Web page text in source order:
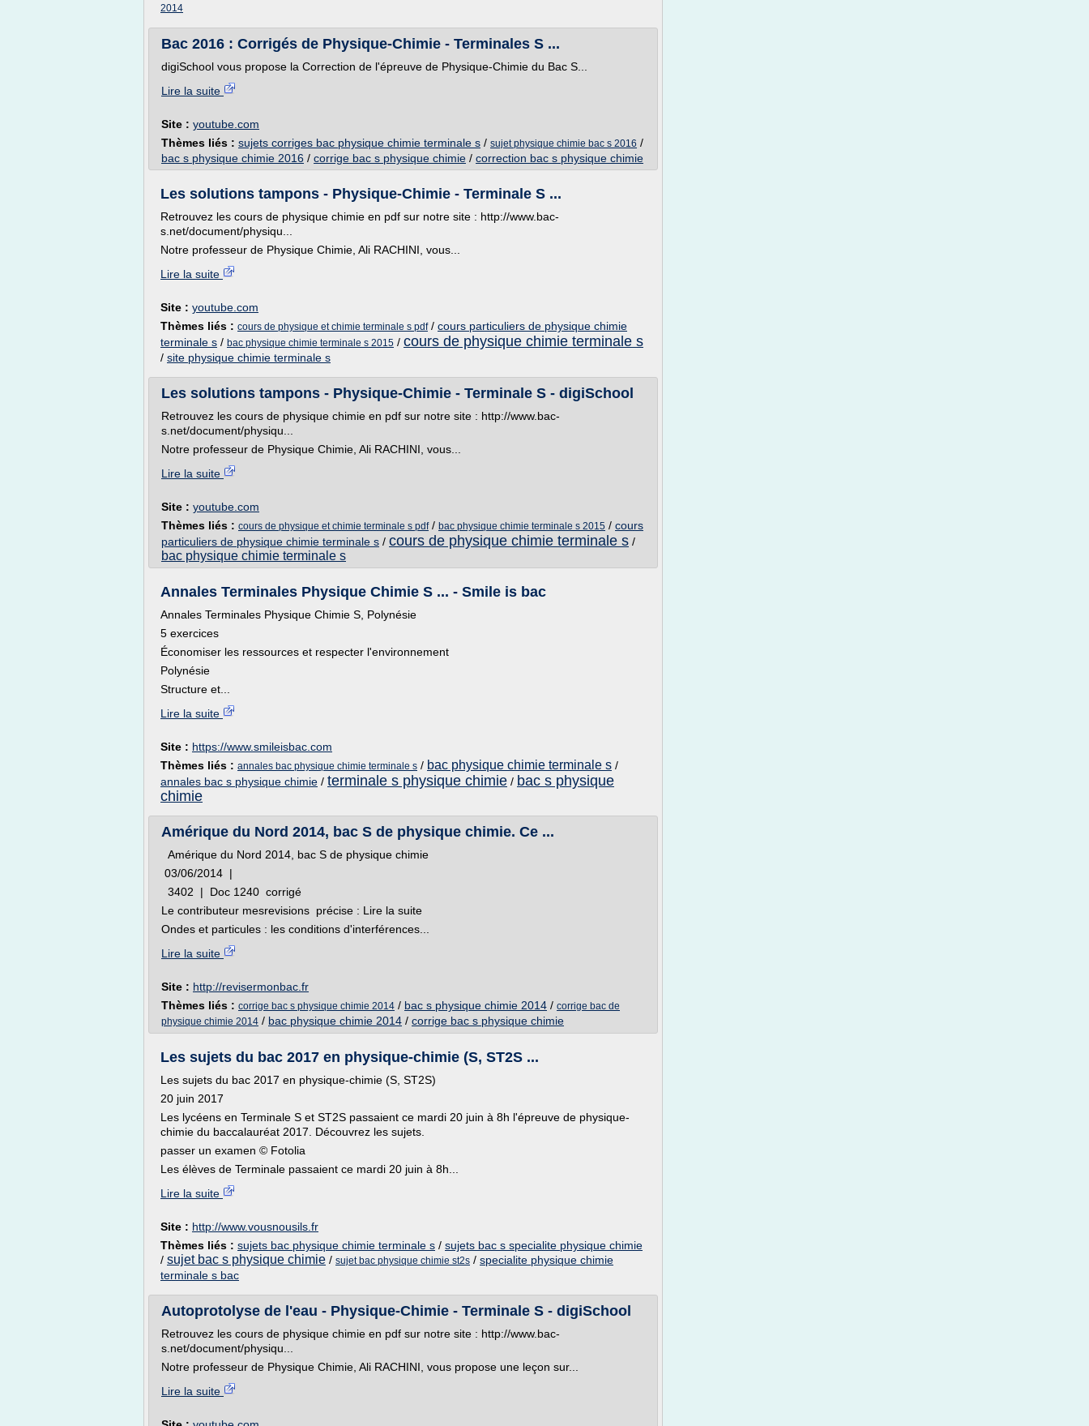
2014
Bac 2016 : Corrigés de Physique-Chimie - Terminales S ...
digiSchool vous propose la Correction de l'épreuve de Physique-Chimie du Bac S...
Lire la suite
Site : youtube.com
Thèmes liés : sujets corriges bac physique chimie terminale s / sujet physique chimie bac s 2016 /
bac s physique chimie 2016 / corrige bac s physique chimie / correction bac s physique chimie
Les solutions tampons - Physique-Chimie - Terminale S ...
Retrouvez les cours de physique chimie en pdf sur notre site : http://www.bac-
s.net/document/physiqu...
Notre professeur de Physique Chimie, Ali RACHINI, vous...
Lire la suite
Site : youtube.com
Thèmes liés : cours de physique et chimie terminale s pdf/ cours particuliers de physique chimie
terminale s / bac physique chimie terminale s 2015 / cours de physique chimie terminale s
/ site physique chimie terminale s
Les solutions tampons - Physique-Chimie - Terminale S - digiSchool
Retrouvez les cours de physique chimie en pdf sur notre site : http://www.bac-
s.net/document/physiqu...
Notre professeur de Physique Chimie, Ali RACHINI, vous...
Lire la suite
Site : youtube.com
Thèmes liés : cours de physique et chimie terminale s pdf/ bac physique chimie terminale s 2015 / cours
particuliers de physique chimie terminale s / cours de physique chimie terminale s /
bac physique chimie terminale s
Annales Terminales Physique Chimie S ... - Smile is bac
Annales Terminales Physique Chimie S, Polynésie
5 exercices
Économiser les ressources et respecter l'environnement
Polynésie
Structure et...
Lire la suite
Site : https://www.smileisbac.com
Thèmes liés : annales bac physique chimie terminale s / bac physique chimie terminale s /
annales bac s physique chimie / terminale s physique chimie / bac s physique
chimie
Amérique du Nord 2014, bac S de physique chimie. Ce ...
Amérique du Nord 2014, bac S de physique chimie
03/06/2014 |
3402 | Doc 1240 corrigé
Le contributeur mesrevisions précise : Lire la suite
Ondes et particules : les conditions d'interférences...
Lire la suite
Site : http://revisermonbac.fr
Thèmes liés : corrige bac s physique chimie 2014 / bac s physique chimie 2014 / corrige bac de
physique chimie 2014 / bac physique chimie 2014 / corrige bac s physique chimie
Les sujets du bac 2017 en physique-chimie (S, ST2S ...
Les sujets du bac 2017 en physique-chimie (S, ST2S)
20 juin 2017
Les lycéens en Terminale S et ST2S passaient ce mardi 20 juin à 8h l'épreuve de physique-
chimie du baccalauréat 2017. Découvrez les sujets.
passer un examen © Fotolia
Les élèves de Terminale passaient ce mardi 20 juin à 8h...
Lire la suite
Site : http://www.vousnousils.fr
Thèmes liés : sujets bac physique chimie terminale s / sujets bac s specialite physique chimie
/ sujet bac s physique chimie / sujet bac physique chimie st2s / specialite physique chimie
terminale s bac
Autoprotolyse de l'eau - Physique-Chimie - Terminale S - digiSchool
Retrouvez les cours de physique chimie en pdf sur notre site : http://www.bac-
s.net/document/physiqu...
Notre professeur de Physique Chimie, Ali RACHINI, vous propose une leçon sur...
Lire la suite